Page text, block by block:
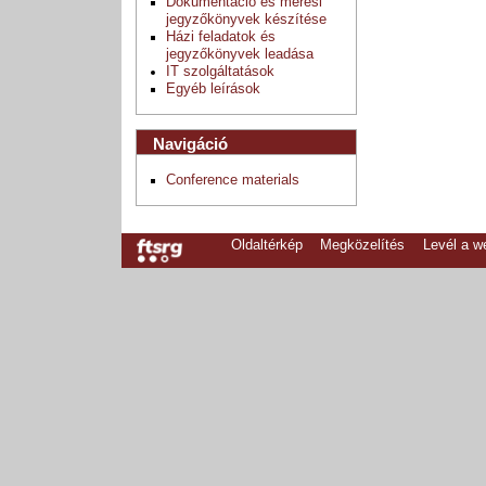
jegyzőkönyvek készítése
Házi feladatok és
jegyzőkönyvek leadása
IT szolgáltatások
Egyéb leírások
Navigáció
Conference materials
Oldaltérkép Megközelítés Levél a